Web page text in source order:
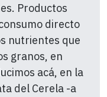
Productos
directo
nutrientes que
granos, en
acá, en la
del Cerela -a